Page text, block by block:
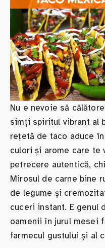
Nu e nevoie să
simți spiritul vibrant al
rețetă de taco aduce
culori și arome care te
petrecere autentică,
Mirosul de carne bine
de legume și
cuceri instant. E genul
oamenii în jurul mesei
farmecul gustului și al